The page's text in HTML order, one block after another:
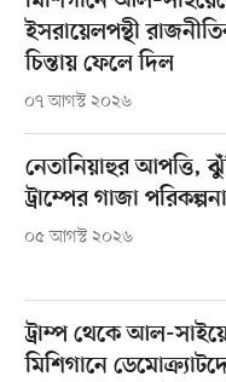
ইসরায়েলপন্থী
চিন্তায় ফেলে দিল
০৭ আগস্ট ২০২৬
নেতানিয়াহুর আপত্তি,
ট্রাম্পের গাজা পরিকল্পনা
০৫ আগস্ট ২০২৬
ট্রাম্প থেকে আল-
মিশিগানে